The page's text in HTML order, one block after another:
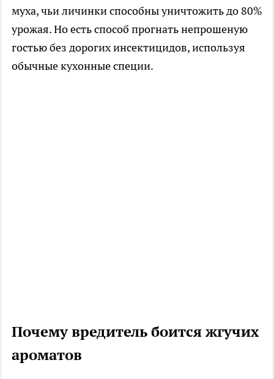
муха, чьи личинки способны уничтожить до 80%
урожая. Но есть способ прогнать непрошеную
гостью без дорогих инсектицидов, используя
обычные кухонные специи.
Почему вредитель боится жгучих
ароматов